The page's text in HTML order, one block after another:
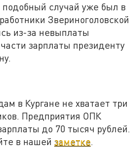
случай уже был в
Звериноголовской
из-за невыплаты
зарплаты президенту
в Кургане не хватает три
Предприятия ОПК
до 70 тысяч рублей.
в нашейзаметке.